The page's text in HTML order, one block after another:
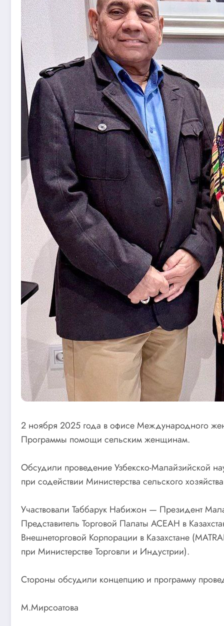
2 ноября 2025 года в офисе Международного
Программы помощи сельским женщинам.
Обсудили проведение Узбекско-Малайзийской
при содействии Министерства сельского
Участвовали Таббарук Набижон — Президент
Представитель Торговой Палаты АСЕАН в
Внешнеторговой Корпорации в Казахстане
при Министерстве Торговли и Индустрии).
Стороны обсудили концепцию и программу
М.Мирсоатова